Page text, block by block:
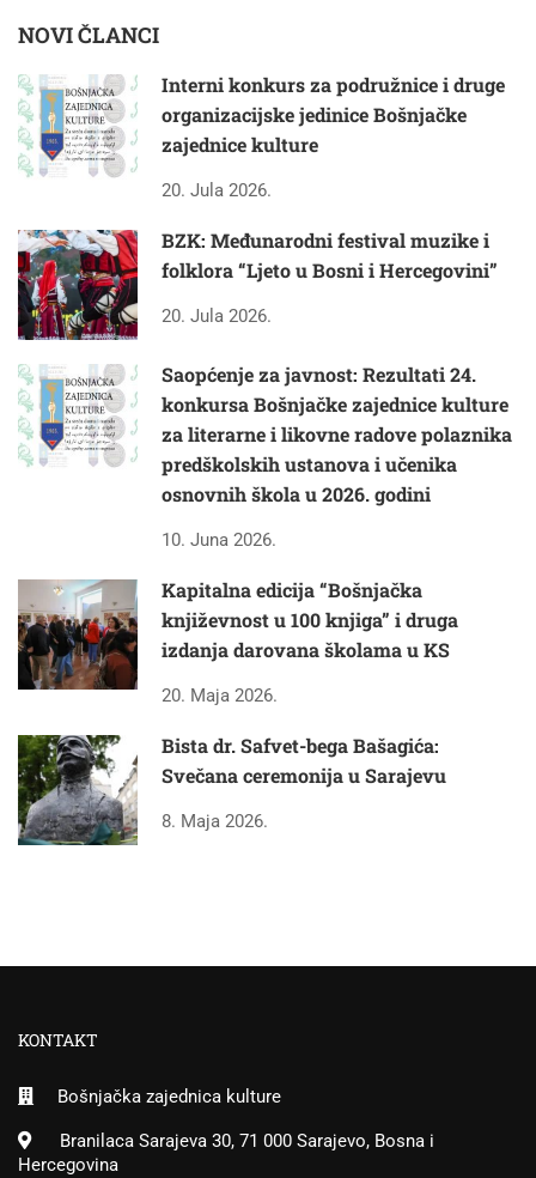
NOVI ČLANCI
Interni konkurs za podružnice i druge
organizacijske jedinice Bošnjačke
zajednice kulture
20. Jula 2026.
BZK: Međunarodni festival muzike i
folklora “Ljeto u Bosni i Hercegovini”
20. Jula 2026.
Saopćenje za javnost: Rezultati 24.
konkursa Bošnjačke zajednice kulture
za literarne i likovne radove polaznika
predškolskih ustanova i učenika
osnovnih škola u 2026. godini
10. Juna 2026.
Kapitalna edicija “Bošnjačka
književnost u 100 knjiga” i druga
izdanja darovana školama u KS
20. Maja 2026.
Bista dr. Safvet-bega Bašagića:
Svečana ceremonija u Sarajevu
8. Maja 2026.
KONTAKT
Bošnjačka zajednica kulture
Branilaca Sarajeva 30, 71 000 Sarajevo, Bosna i
Hercegovina